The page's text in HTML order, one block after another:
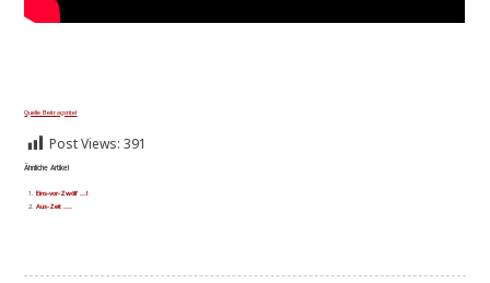
Quel­le Beitragstitel
Post Views: 391
Ähnliche Artikel
Eins-vor-Zwölf ...!
Aus-Zeit ....